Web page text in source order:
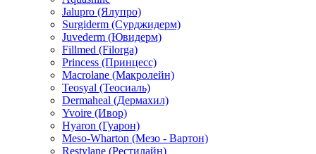
Aquashine
Jalupro (Ялупро)
Surgiderm (Сурджидерм)
Juvederm (Ювидерм)
Fillmed (Filorga)
Princess (Принцесс)
Macrolane (Макролейн)
Teosyal (Теосиаль)
Dermaheal (Дермахил)
Yvoire (Ивор)
Hyaron (Гуарон)
Meso-Wharton (Мезо - Вартон)